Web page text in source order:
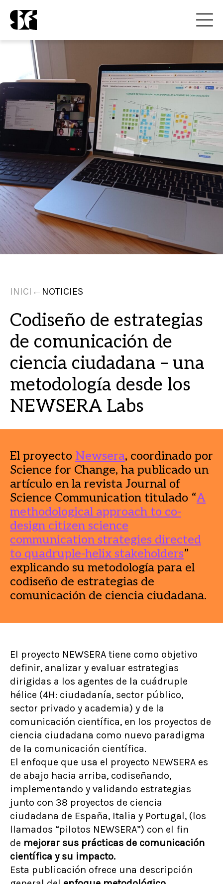
INICI ← NOTICIES
Codiseño de estrategias
de comunicación de
ciencia ciudadana – una
metodología desde los
NEWSERA Labs
El proyecto Newsera, coordinado por
Science for Change, ha publicado un
artículo en la revista Journal of
Science Communication titulado “A
methodological approach to co-
design citizen science
communication strategies directed
to quadruple-helix stakeholders”
explicando su metodología para el
codiseño de estrategias de
comunicación de ciencia ciudadana.
El proyecto NEWSERA tiene como objetivo
definir, analizar y evaluar estrategias
dirigidas a los agentes de la cuádruple
hélice (4H: ciudadanía, sector público,
sector privado y academia) y de la
comunicación científica, en los proyectos de
ciencia ciudadana como nuevo paradigma
de la comunicación científica.
El enfoque que usa el proyecto NEWSERA es
de abajo hacia arriba, codiseñando,
implementando y validando estrategias
junto con 38 proyectos de ciencia
ciudadana de España, Italia y Portugal, (los
llamados “pilotos NEWSERA”) con el fin
de mejorar sus prácticas de comunicación
científica y su impacto.
Esta publicación ofrece una descripción